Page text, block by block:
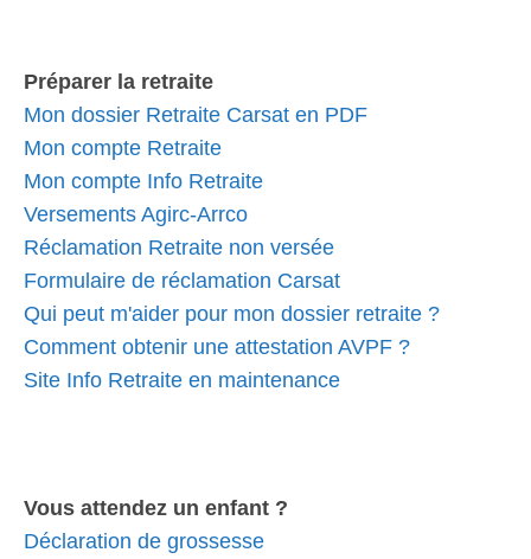
Préparer la retraite
Mon dossier Retraite Carsat en PDF
Mon compte Retraite
Mon compte Info Retraite
Versements Agirc-Arrco
Réclamation Retraite non versée
Formulaire de réclamation Carsat
Qui peut m'aider pour mon dossier retraite ?
Comment obtenir une attestation AVPF ?
Site Info Retraite en maintenance
Vous attendez un enfant ?
Déclaration de grossesse